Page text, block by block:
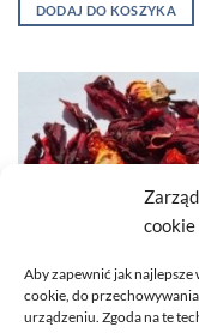
cookie
Aby zapewnić jak
cookie, do
urządzeniu. Zgoda na te
DODAJ DO KOSZYKA
HERBATA OWOCOWA